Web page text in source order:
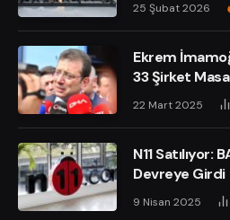
25 Şubat 2026
Ekrem
33 Şirket
22 Mart 2025
N11 Satılıyor:
Devreye Girdi
9 Nisan 2025